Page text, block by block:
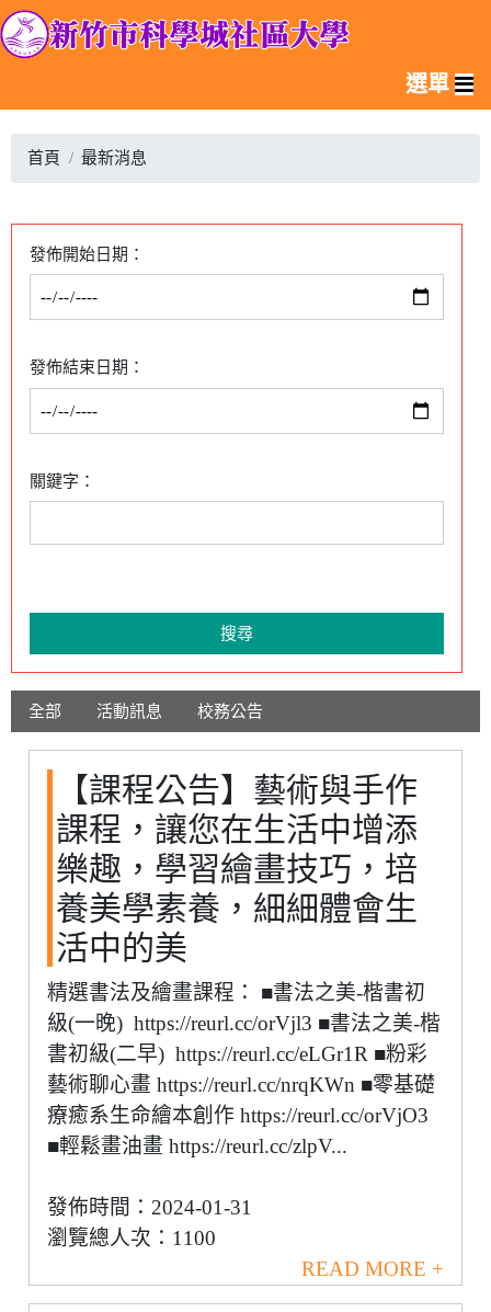
選單
首頁 最新消息
發佈開始日期：
發佈結束日期：
關鍵字：
搜尋
全部 活動訊息 校務公告
【課程公告】藝術與手作
課程，讓您在生活中增添
樂趣，學習繪畫技巧，培
養美學素養，細細體會生
活中的美
精選書法及繪畫課程： ■書法之美-楷書初
級(一晚) https://reurl.cc/orVjl3 ■書法之美-楷
書初級(二早) https://reurl.cc/eLGr1R ■粉彩
藝術聊心畫 https://reurl.cc/nrqKWn ■零基礎
療癒系生命繪本創作 https://reurl.cc/orVjO3
■輕鬆畫油畫 https://reurl.cc/zlpV...
發佈時間：2024-01-31
瀏覽總人次：1100
READ MORE +